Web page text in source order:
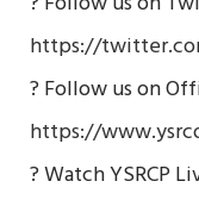
https://
? Follow us on
https://
? Watch YSRCP